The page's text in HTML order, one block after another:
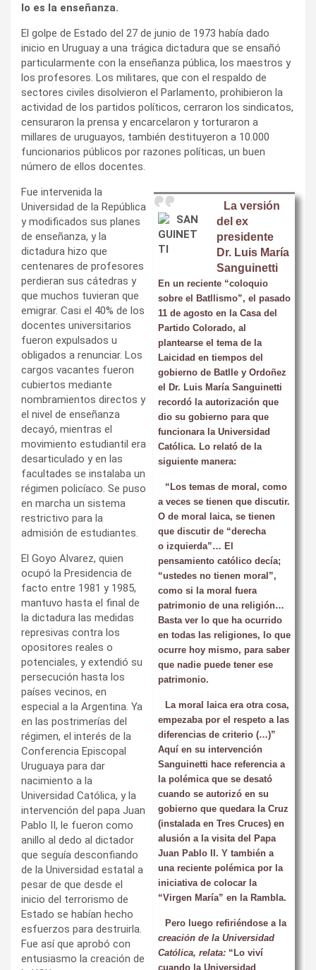
lo es la enseñanza.
El golpe de Estado del 27 de junio de 1973 había dado
inicio en Uruguay a una trágica dictadura que se ensañó
particularmente con la enseñanza pública, los maestros y
los profesores. Los militares, que con el respaldo de
sectores civiles disolvieron el Parlamento, prohibieron la
actividad de los partidos políticos, cerraron los sindicatos,
censuraron la prensa y encarcelaron y torturaron a
millares de uruguayos, también destituyeron a 10.000
funcionarios públicos por razones políticas, un buen
número de ellos docentes.
La versión
del ex
presidente
Dr. Luis María
Sanguinetti
En un reciente “coloquio
sobre el Batllismo”, el pasado
11 de agosto en la Casa del
Partido Colorado, al
plantearse el tema de la
Laicidad en tiempos del
gobierno de Batlle y Ordoñez
el Dr. Luis María Sanguinetti
recordó la autorización que
dio su gobierno para que
funcionara la Universidad
Católica. Lo relató de la
siguiente manera:
“Los temas de moral, como
a veces se tienen que discutir.
O de moral laica, se tienen
que discutir de “derecha
o izquierda”… El
pensamiento católico decía;
“ustedes no tienen moral”,
como si la moral fuera
patrimonio de una religión…
Basta ver lo que ha ocurrido
en todas las religiones, lo que
ocurre hoy mismo, para saber
que nadie puede tener ese
patrimonio.
La moral laica era otra cosa,
empezaba por el respeto a las
diferencias de criterio (…)”
Aquí en su intervención
Sanguinetti hace referencia a
la polémica que se desató
cuando se autorizó en su
gobierno que quedara la Cruz
(instalada en Tres Cruces) en
alusión a la visita del Papa
Juan Pablo II. Y también a
una reciente polémica por la
iniciativa de colocar la
“Virgen María” en la Rambla.
Pero luego refiriéndose a la
creación de la Universidad
Católica, relata: “Lo viví
cuando la Universidad
Fue intervenida la
Universidad de la República
y modificados sus planes
de enseñanza, y la
dictadura hizo que
centenares de profesores
perdieran sus cátedras y
que muchos tuvieran que
emigrar. Casi el 40% de los
docentes universitarios
fueron expulsados u
obligados a renunciar. Los
cargos vacantes fueron
cubiertos mediante
nombramientos directos y
el nivel de enseñanza
decayó, mientras el
movimiento estudiantil era
desarticulado y en las
facultades se instalaba un
régimen policíaco. Se puso
en marcha un sistema
restrictivo para la
admisión de estudiantes.
El Goyo Alvarez, quien
ocupó la Presidencia de
facto entre 1981 y 1985,
mantuvo hasta el final de
la dictadura las medidas
represivas contra los
opositores reales o
potenciales, y extendió su
persecución hasta los
países vecinos, en
especial a la Argentina. Ya
en las postrimerías del
régimen, el interés de la
Conferencia Episcopal
Uruguaya para dar
nacimiento a la
Universidad Católica, y la
intervención del papa Juan
Pablo II, le fueron como
anillo al dedo al dictador
que seguía desconfiando
de la Universidad estatal a
pesar de que desde el
inicio del terrorismo de
Estado se habían hecho
esfuerzos para destruirla.
Fue así que aprobó con
entusiasmo la creación de